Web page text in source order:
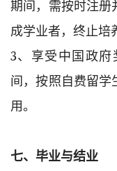
期间，需按时注册
成学业者，终止培
3、享受中国政府
间，按照自费留学
用。
七、毕业与结业